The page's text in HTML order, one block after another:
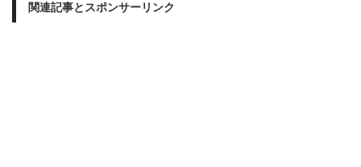
関連記事とスポンサーリンク